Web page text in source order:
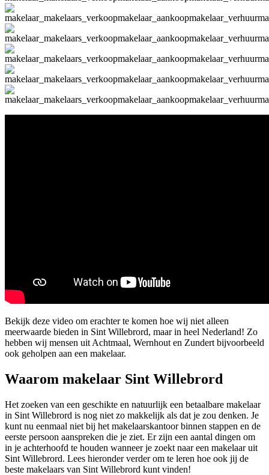
Bekijk deze video om erachter te komen hoe wij niet alleen
meerwaarde bieden in Sint Willebrord, maar in heel Nederland! Zo
hebben wij mensen uit Achtmaal, Wernhout en Zundert bijvoorbeeld
ook geholpen aan een makelaar.
Waarom makelaar Sint Willebrord
Het zoeken van een geschikte en natuurlijk een betaalbare makelaar
in Sint Willebrord is nog niet zo makkelijk als dat je zou denken. Je
kunt nu eenmaal niet bij het makelaarskantoor binnen stappen en de
eerste persoon aanspreken die je ziet. Er zijn een aantal dingen om
in je achterhoofd te houden wanneer je zoekt naar een makelaar uit
Sint Willebrord. Lees hieronder verder om te leren hoe ook jij de
beste makelaars van Sint Willebrord kunt vinden!